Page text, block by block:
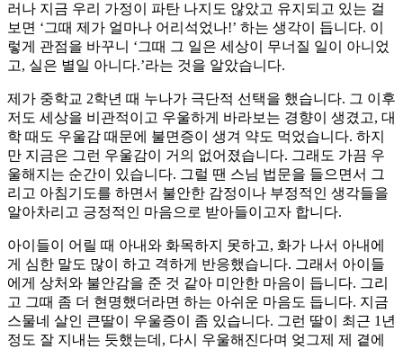
러나 지금 우리 가정이 파탄 나지도 않았고 유지되고 있는 걸
보면 ‘그때 제가 얼마나 어리석었나!’ 하는 생각이 듭니다. 이
렇게 관점을 바꾸니 ‘그때 그 일은 세상이 무너질 일이 아니었
고, 실은 별일 아니다.’라는 것을 알았습니다.
제가 중학교 2학년 때 누나가 극단적 선택을 했습니다. 그 이후
저도 세상을 비관적이고 우울하게 바라보는 경향이 생겼고, 대
학 때도 우울감 때문에 불면증이 생겨 약도 먹었습니다. 하지
만 지금은 그런 우울감이 거의 없어졌습니다. 그래도 가끔 우
울해지는 순간이 있습니다. 그럴 땐 스님 법문을 들으면서 그
리고 아침기도를 하면서 불안한 감정이나 부정적인 생각들을
알아차리고 긍정적인 마음으로 받아들이고자 합니다.
아이들이 어릴 때 아내와 화목하지 못하고, 화가 나서 아내에
게 심한 말도 많이 하고 격하게 반응했습니다. 그래서 아이들
에게 상처와 불안감을 준 것 같아 미안한 마음이 듭니다. 그리
고 그때 좀 더 현명했더라면 하는 아쉬운 마음도 듭니다. 지금
스물네 살인 큰딸이 우울증이 좀 있습니다. 그런 딸이 최근 1년
정도 잘 지내는 듯했는데, 다시 우울해진다며 엊그제 제 곁에